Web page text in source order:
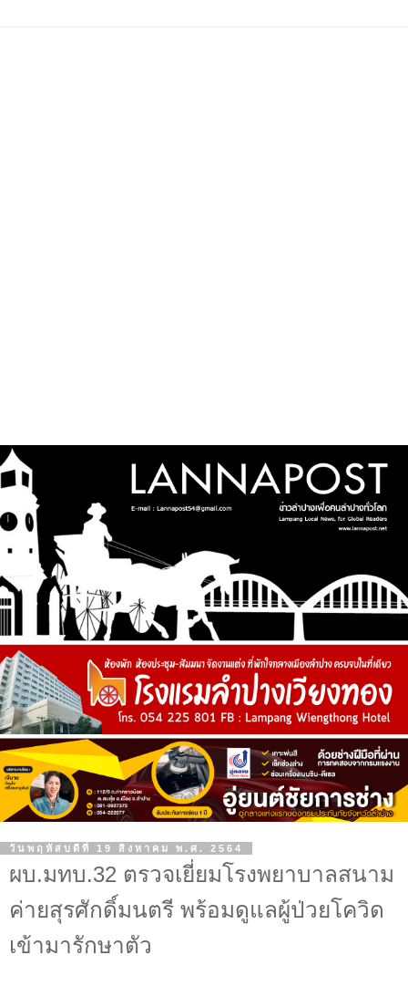
วันพฤหัสบดีที่ 19 สิงหาคม พ.ศ. 2564
ผบ.มทบ.32 ตรวจเยี่ยมโรงพยาบาลสนาม
ค่ายสุรศักดิ์มนตรี พร้อมดูแลผู้ป่วยโควิด
เข้ามารักษาตัว